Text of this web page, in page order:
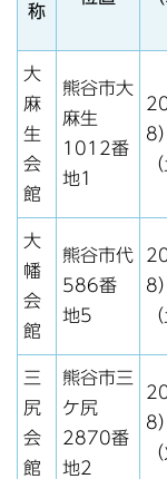
称
大
麻
生
会
館
熊谷市大
麻生
1012番
地1
8
大
幡
会
館
熊谷市代
586番
地5
8
三
尻
会
館
熊谷市三
ケ尻
2870番
地2
8